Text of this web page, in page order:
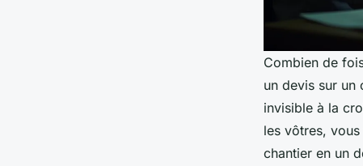
Combien de
un devis sur un
invisible à la
les vôtres,
chantier en un